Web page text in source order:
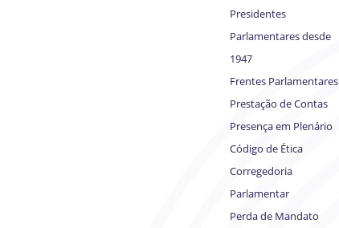
Presidentes
Parlamentares desde
1947
Frentes Parlamentares
Prestação de Contas
Presença em Plenário
Código de Ética
Corregedoria
Parlamentar
Perda de Mandato